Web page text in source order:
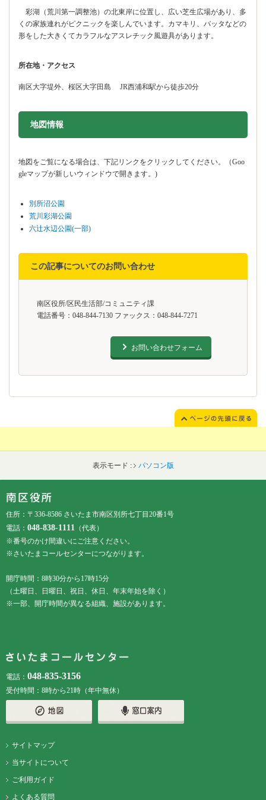
彩湖（荒川第一調整池）の北東岸に位置し、広い芝生広場があり、多
くの家族連れがピクニックを楽しんでいます。カマキリ、バッタなどの
形をした大きくてカラフルなアスレチック風遊具があります。
所在地・アクセス
南区大字堤外、桜区大字田島 JR西浦和駅から徒歩20分
地図情報
地図をご覧になる場合は、下記リンクをクリックしてください。（Goo
gleマップが新しいウィンドウで開きます。)
別所沼公園
荒川彩湖公園
六辻水辺公園(一部)
この記事についてのお問い合わせ
南区役所/区民生活部/コミュニティ課
電話番号：048-844-7130 ファックス：048-844-7271
お問い合わせフォーム
表示モード : パソコン版
住所：〒336-8586 さいたま市南区別所七丁目20番1号
電話： 048-838-1111
（代表）
※番号のかけ間違いにご注意ください。
※さいたまコールセンターにつながります。
開庁時間：8時30分から17時15分
（土曜日、日曜日、祝日、休日、年末年始を除く）
※一部、開庁時間が異なる組織、施設があります。
電話： 048-835-3156
受付時間：8時から21時（年中無休）
サイトマップ
当サイトについて
ご利用ガイド
よくある質問